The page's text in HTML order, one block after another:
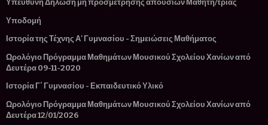
Υπεύθυνη Δήλωση μη προσμέτρησης απουσιών Μαθητή/τριας
Υποδομή
Ιστορία της Τέχνης Α' Γυμνασίου - Σημειώσεις Μαθήματος
Ωρολόγιο Πρόγραμμα Μαθημάτων Μουσικού Σχολείου Χανίων από
Δευτέρα 09-11-2020
Ιστορία Γ΄ Γυμνασίου - Εκπαιδευτικό Υλικό
Ωρολόγιο Πρόγραμμα Μαθημάτων Μουσικού Σχολείου Χανίων από
Δευτέρα 12/01/2026